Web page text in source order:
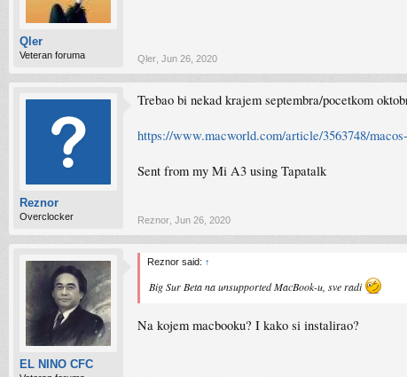
Qler
Veteran foruma Qler Jun 26, 2020
Reznor
Overclocker
Trebao bi nekad krajem septembra/pocetkom
https://www.macworld.com/article/3563748/
Sent from my Mi A3 using Tapatalk
Reznor Jun 26, 2020
EL NINO CFC
Reznor said: ↑
Big Sur Beta na unsupported MacBook-u, sve radi
Na kojem macbooku? I kako si instalirao?